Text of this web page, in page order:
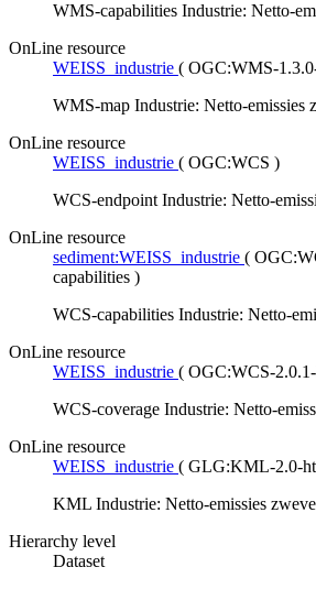
WMS-capabilities Industrie: Netto-
OnLine resource
WEISS_industrie ( OGC:WMS-
WMS-map Industrie: Netto-emissies
OnLine resource
WEISS_industrie ( OGC:WCS )
WCS-endpoint Industrie: Netto-
OnLine resource
sediment:WEISS_industrie (
capabilities )
WCS-capabilities Industrie: Netto-
OnLine resource
WEISS_industrie ( OGC:WCS-
WCS-coverage Industrie: Netto-
OnLine resource
WEISS_industrie ( GLG:KML-2.0-
KML Industrie: Netto-emissies
Hierarchy level
Dataset